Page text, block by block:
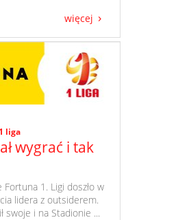
więcej
1 liga
wygrać i tak
Fortuna 1. Ligi doszło w
lidera z outsiderem.
swoje i na Stadionie ...